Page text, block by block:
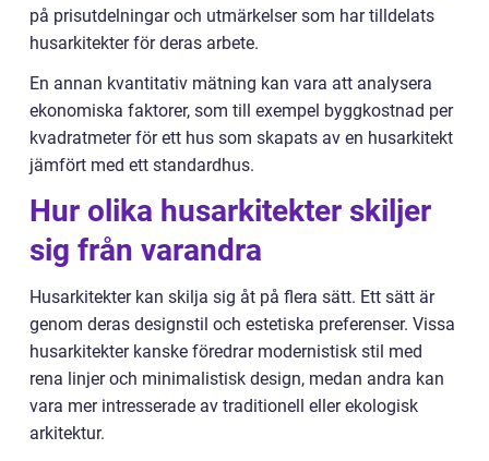
på prisutdelningar och utmärkelser som har tilldelats
husarkitekter för deras arbete.
En annan kvantitativ mätning kan vara att analysera
ekonomiska faktorer, som till exempel byggkostnad per
kvadratmeter för ett hus som skapats av en husarkitekt
jämfört med ett standardhus.
Hur olika husarkitekter skiljer
sig från varandra
Husarkitekter kan skilja sig åt på flera sätt. Ett sätt är
genom deras designstil och estetiska preferenser. Vissa
husarkitekter kanske föredrar modernistisk stil med
rena linjer och minimalistisk design, medan andra kan
vara mer intresserade av traditionell eller ekologisk
arkitektur.